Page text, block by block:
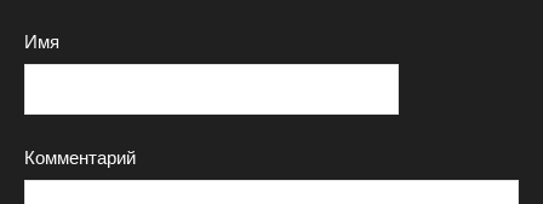
Имя
Комментарий